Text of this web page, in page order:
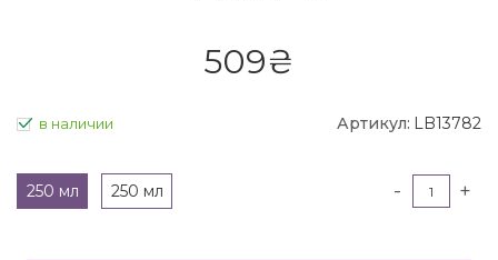
509₴
в наличии Артикул: LB13782
250 мл 250 мл - +